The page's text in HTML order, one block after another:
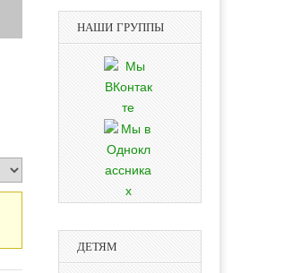
НАШИ ГРУППЫ
ДЕТЯМ